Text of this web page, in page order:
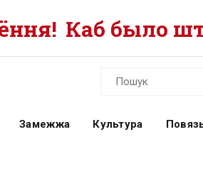
Каб было
Замежжа Культура